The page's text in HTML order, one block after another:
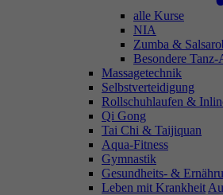
alle Kurse
NIA
Zumba &
Besondere Tanz-
Massagetechnik
Selbstverteidigung
Rollschuhlaufen &
Qi Gong
Tai Chi & Taijiquan
Aqua-Fitness
Gymnastik
Gesundheits- &
Leben mit Krankheit